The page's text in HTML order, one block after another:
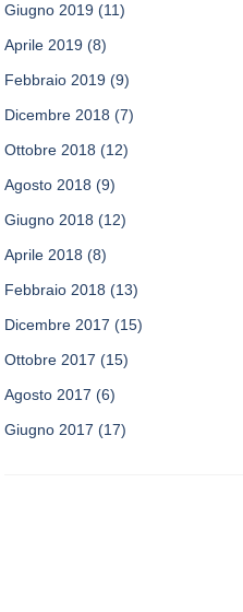
Giugno 2019 (11)
Aprile 2019 (8)
Febbraio 2019 (9)
Dicembre 2018 (7)
Ottobre 2018 (12)
Agosto 2018 (9)
Giugno 2018 (12)
Aprile 2018 (8)
Febbraio 2018 (13)
Dicembre 2017 (15)
Ottobre 2017 (15)
Agosto 2017 (6)
Giugno 2017 (17)